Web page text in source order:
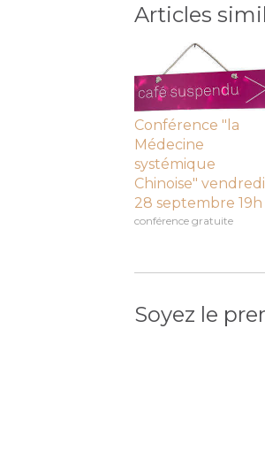
Articles
Conférence "la
Médecine
systémique
Chinoise" vendredi
28 septembre 19h
conférence gratuite
Soyez le